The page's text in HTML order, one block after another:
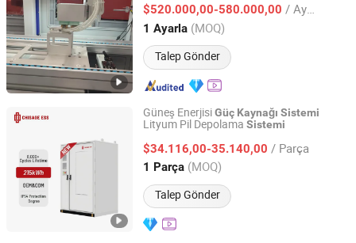
$520.000,00-580.000,00 / Ayarla
1 Ayarla (MOQ)
Talep Gönder
Henan, China Fiyat 2025
Güneş EnerjisiGüç Kaynağı Sistemi
Lityum Pil Depolama Sistemi
$34.116,00-35.140,00 / Parça
1 Parça (MOQ)
Talep Gönder
Zhejiang Chisage New Energy Technology Co., Ltd.
Zhejiang, China Fiyat 2023